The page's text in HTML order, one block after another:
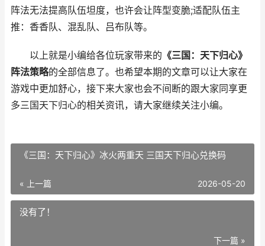
阵法无法提高队伍坦度，也许会让阵型变脆;适配队伍主
推：香香队、混乱队、吕布队等。
以上就是小编给各位玩家带来的 《三国：天下归心》
阵法策略的全部信息了。也希望本期的文章可以让大家在
游戏中更加舒心，接下来大家也会不间断的跟大家同享更
多三国天下归心的相关资讯，请大家继续关注小编。
《三国：天下归心》冰火两重天 三国天下归心兑换码
« 上一篇 2026-05-20
没有了！
下一篇 »